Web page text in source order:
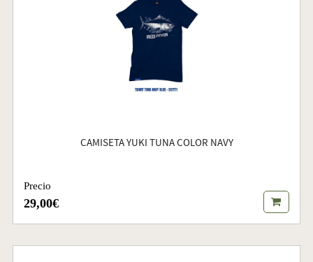
CAMISETA YUKI TUNA COLOR NAVY
Precio
29,00€